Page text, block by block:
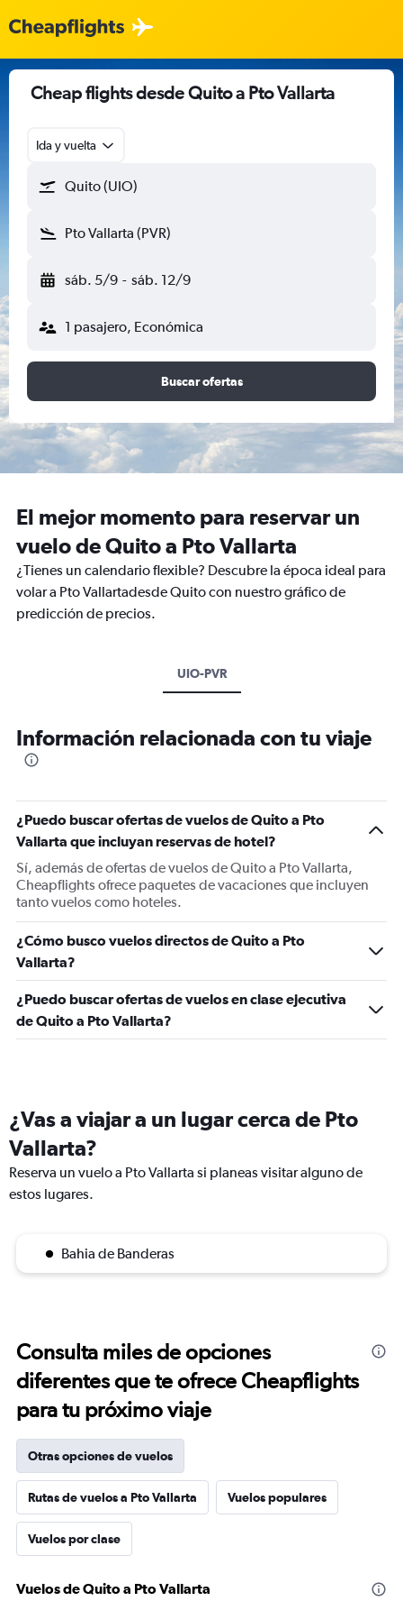
Cheap flights desde Quito a Pto Vallarta
Ida y vuelta
Quito (UIO)
Pto Vallarta (PVR)
sáb. 5/9 - sáb. 12/9
1 pasajero, Económica
Buscar ofertas
El mejor momento para reservar un
vuelo de Quito a Pto Vallarta
¿Tienes un calendario flexible? Descubre la época ideal para
volar a Pto Vallartadesde Quito con nuestro gráfico de
predicción de precios.
UIO-PVR
Información relacionada con tu viaje
¿Puedo buscar ofertas de vuelos de Quito a Pto
Vallarta que incluyan reservas de hotel?
Sí, además de ofertas de vuelos de Quito a Pto Vallarta,
Cheapflights ofrece paquetes de vacaciones que incluyen
tanto vuelos como hoteles.
¿Cómo busco vuelos directos de Quito a Pto
Vallarta?
¿Puedo buscar ofertas de vuelos en clase ejecutiva
de Quito a Pto Vallarta?
¿Vas a viajar a un lugar cerca de Pto
Vallarta?
Reserva un vuelo a Pto Vallarta si planeas visitar alguno de
estos lugares.
Bahia de Banderas
Consulta miles de opciones
diferentes que te ofrece Cheapflights
para tu próximo viaje
Otras opciones de vuelos
Rutas de vuelos a Pto Vallarta Vuelos populares
Vuelos por clase
Vuelos de Quito a Pto Vallarta